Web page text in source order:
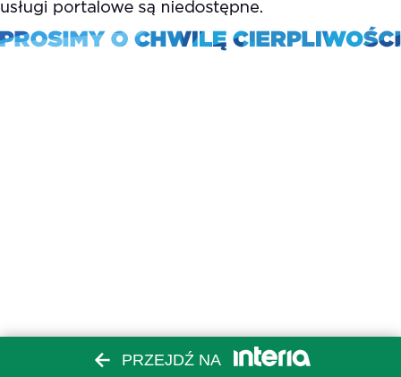
PRZEJDŹ NA